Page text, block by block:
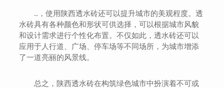
..，使用陕西透水砖还可以提升城市的美观程度。透
水砖具有各种颜色和形状可供选择，可以根据城市风貌
和设计需求进行个性化布置。不仅如此，透水砖还可以
应用于人行道、广场、停车场等不同场所，为城市增添
了一道亮丽的风景线。
总之，陕西透水砖在构筑绿色城市中扮演着不可或